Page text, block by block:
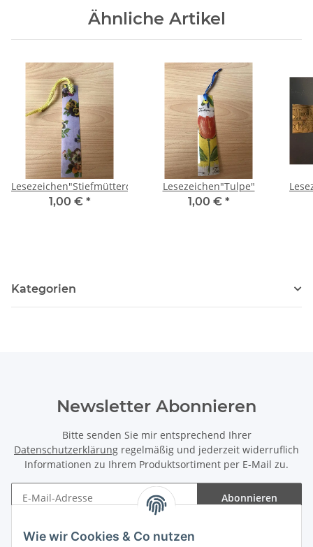
Wie wir Cookies & Co nutzen
Ähnliche Artikel
Lesezeichen"Stiefmütterchen"
1,00 € *
Lesezeichen"Tulpe"
1,00 € *
Kategorien
Newsletter Abonnieren
Bitte senden Sie mir entsprechend Ihrer
Datenschutzerklärung regelmäßig und jederzeit widerruflich
Informationen zu Ihrem Produktsortiment per E-Mail zu.
Abonnieren